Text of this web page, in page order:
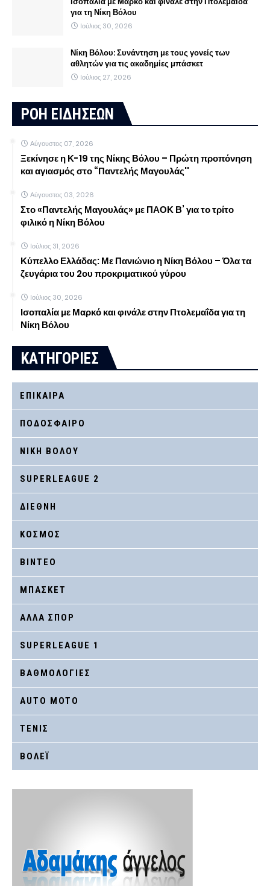
για τη Νίκη Βόλου
Ιούλιος 30, 2026
Νίκη Βόλου: Συνάντηση με τους γονείς των
αθλητών για τις ακαδημίες μπάσκετ
Ιούλιος 27, 2026
ΡΟΗ ΕΙΔΗΣΕΩΝ
Αύγουστος 07, 2026
Ξεκίνησε η Κ-19 της Νίκης Βόλου – Πρώτη προπόνηση
και αγιασμός στο “Παντελής Μαγουλάς''
Αύγουστος 03, 2026
Στο «Παντελής Μαγουλάς» με ΠΑΟΚ Β’ για το τρίτο
φιλικό η Νίκη Βόλου
Ιούλιος 31, 2026
Κύπελλο Ελλάδας: Με Πανιώνιο η Νίκη Βόλου – Όλα τα
ζευγάρια του 2ου προκριματικού γύρου
Ιούλιος 30, 2026
Ισοπαλία με Μαρκό και φινάλε στην Πτολεμαΐδα για τη
Νίκη Βόλου
ΚΑΤΗΓΟΡΙΕΣ
ΕΠΙΚΑΙΡΑ
ΠΟΔΟΣΦΑΙΡΟ
ΝΙΚΗ ΒΟΛΟΥ
SUPERLEAGUE 2
ΔΙΕΘΝΗ
ΚΟΣΜΟΣ
ΒΙΝΤΕΟ
ΜΠΑΣΚΕΤ
ΑΛΛΑ ΣΠΟΡ
SUPERLEAGUE 1
ΒΑΘΜΟΛΟΓΙΕΣ
AUTO MOTO
ΤΕΝΙΣ
ΒΟΛΕΪ